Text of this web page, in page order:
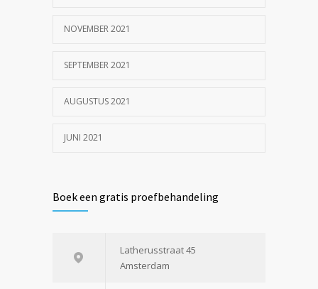
NOVEMBER 2021
SEPTEMBER 2021
AUGUSTUS 2021
JUNI 2021
Boek een gratis proefbehandeling
Latherusstraat 45
Amsterdam